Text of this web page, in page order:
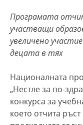
Програмата
участващи
увеличено
децата в тях
Националната
„Нестле за по-
конкурса за
което отчита